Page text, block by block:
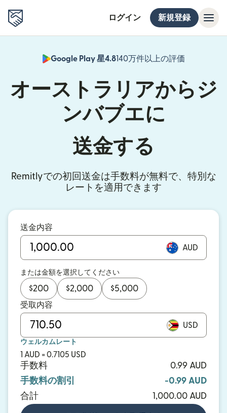
ログイン 新規登録
Google Play 星4.8140万件以上の評価
（別ウィン
オーストラリアからジ
ンバブエに
送金する
Remitlyでの初回送金は手数料が無料で、特別な
レートを適用できます
送金内容
AUD
または金額を選択してください
$200 $2,000 $5,000
受取内容
USD
ウェルカムレート
1 AUD = 0.7105 USD
手数料
0.99 AUD
手数料の割引
-0.99 AUD
合計
1,000.00 AUD